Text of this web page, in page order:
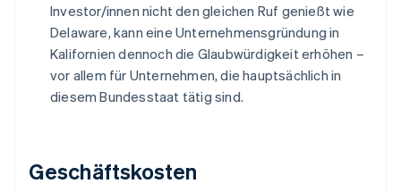
Investor/innen nicht den gleichen Ruf genießt wie
Delaware, kann eine Unternehmensgründung in
Kalifornien dennoch die Glaubwürdigkeit erhöhen –
vor allem für Unternehmen, die hauptsächlich in
diesem Bundesstaat tätig sind.
Geschäftskosten